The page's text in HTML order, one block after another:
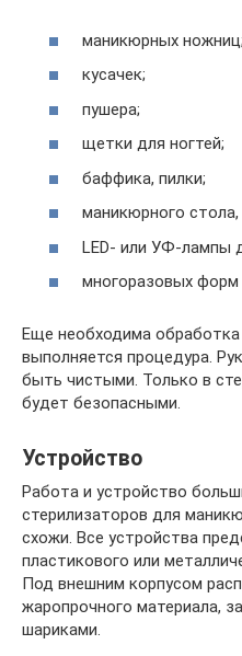
маникюрных ножниц;
кусачек;
пушера;
щетки для ногтей;
баффика, пилки;
маникюрного стола,
LED- или УФ-лампы
многоразовых форм
Еще необходима
выполняется процедура.
быть чистыми. Только в
будет безопасными.
Устройство
Работа и устройство
стерилизаторов для
схожи. Все устройства
пластикового или
Под внешним корпусом
жаропрочного материала,
шариками.